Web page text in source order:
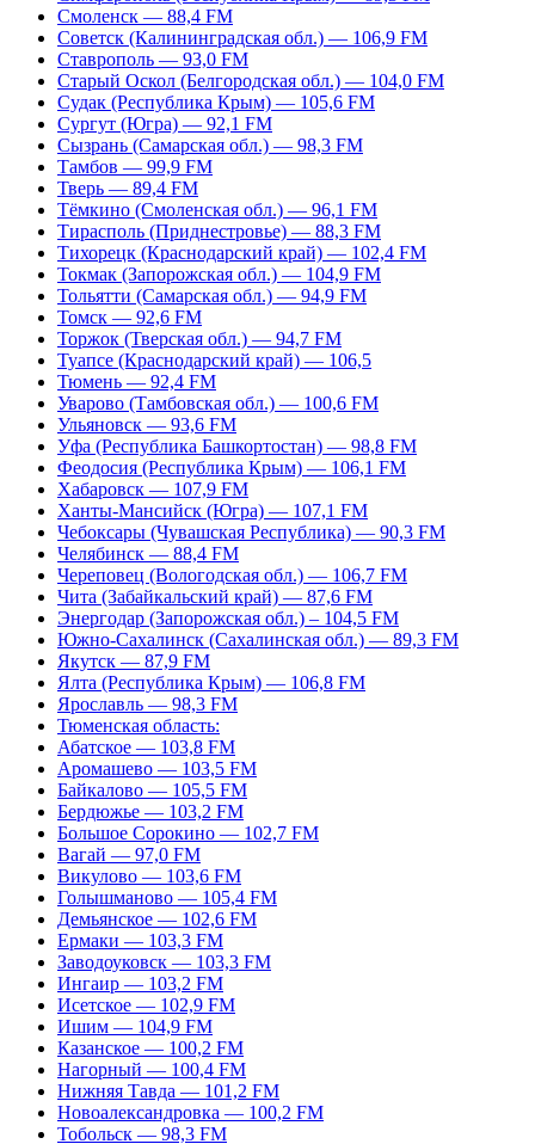
Смоленск — 88,4 FM
Советск (Калининградская обл.) — 106,9 FM
Ставрополь — 93,0 FM
Старый Оскол (Белгородская обл.) — 104,0 FM
Судак (Республика Крым) — 105,6 FM
Сургут (Югра) — 92,1 FM
Сызрань (Самарская обл.) — 98,3 FM
Тамбов — 99,9 FM
Тверь — 89,4 FM
Тёмкино (Смоленская обл.) — 96,1 FM
Тирасполь (Приднестровье) — 88,3 FM
Тихорецк (Краснодарский край) — 102,4 FM
Токмак (Запорожская обл.) — 104,9 FM
Тольятти (Самарская обл.) — 94,9 FM
Томск — 92,6 FM
Торжок (Тверская обл.) — 94,7 FM
Туапсе (Краснодарский край) — 106,5
Тюмень — 92,4 FM
Уварово (Тамбовская обл.) — 100,6 FM
Ульяновск — 93,6 FM
Уфа (Республика Башкортостан) — 98,8 FM
Феодосия (Республика Крым) — 106,1 FM
Хабаровск — 107,9 FM
Ханты-Мансийск (Югра) — 107,1 FM
Чебоксары (Чувашская Республика) — 90,3 FM
Челябинск — 88,4 FM
Череповец (Вологодская обл.) — 106,7 FM
Чита (Забайкальский край) — 87,6 FM
Энергодар (Запорожская обл.) – 104,5 FM
Южно-Сахалинск (Сахалинская обл.) — 89,3 FM
Якутск — 87,9 FM
Ялта (Республика Крым) — 106,8 FM
Ярославль — 98,3 FM
Тюменская область:
Абатское — 103,8 FM
Аромашево — 103,5 FM
Байкалово — 105,5 FM
Бердюжье — 103,2 FM
Большое Сорокино — 102,7 FM
Вагай — 97,0 FM
Викулово — 103,6 FM
Голышманово — 105,4 FM
Демьянское — 102,6 FM
Ермаки — 103,3 FM
Заводоуковск — 103,3 FM
Ингаир — 103,2 FM
Исетское — 102,9 FM
Ишим — 104,9 FM
Казанское — 100,2 FM
Нагорный — 100,4 FM
Нижняя Тавда — 101,2 FM
Новоалександровка — 100,2 FM
Тобольск — 98,3 FM